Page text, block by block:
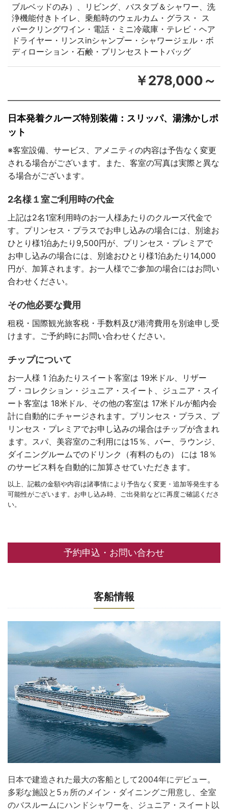
ブルベッドのみ）、リビング、バスタブ＆シャワー、洗
浄機能付きトイレ、乗船時のウェルカム・グラス・ ス
パークリングワイン・電話・ミニ冷蔵庫・テレビ・ヘア
ドライヤー・リンスinシャンプー・シャワージェル・ボ
ディローション・石鹸・プリンセストートバッグ
￥278,000～
日本発着クルーズ特別装備：スリッパ、湯沸かしポ
ット
※客室設備、サービス、アメニティの内容は予告なく変更
される場合がございます。また、客室の写真は実際と異な
る場合がございます。
2名様１室ご利用時の代金
上記は2名1室利用時のお一人様あたりのクルーズ代金で
す。プリンセス・プラスでお申し込みの場合には、別途お
ひとり様1泊あたり9,500円が、プリンセス・プレミアで
お申し込みの場合には、別途おひとり様1泊あたり14,000
円が、加算されます。お一人様でご参加の場合にはお問い
合わせください。
その他必要な費用
租税・国際観光旅客税・手数料及び港湾費用を別途申し受
けます。ご予約時にお問い合わせください。
チップについて
お一人様 1 泊あたりスイート客室は 19米ドル、リザー
ブ・コレクション・ジュニア・スイート、ジュニア・スイ
ート客室は 18米ドル、その他の客室は 17米ドルが船内会
計に自動的にチャージされます。プリンセス・プラス、プ
リンセス・プレミアでお申し込みの場合はチップが含まれ
ます。スパ、美容室のご利用には15％、バー、ラウンジ、
ダイニングルームでのドリンク（有料のもの） には 18％
のサービス料を自動的に加算させていただきます。
以上、記載の金額や内容は諸事情により予告なく変更・追加等発生する
可能性がございます。お申し込み時、ご出発前などに再度ご確認くださ
い。
予約申込・お問い合わせ
客船情報
日本で建造された最大の客船として2004年にデビュー。
多彩な施設と5ヵ所のメイン・ダイニングご用意し、全室
のバスルームにハンドシャワーを、ジュニア・スイート以